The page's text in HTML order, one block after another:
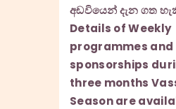
අඩවියෙන් දැන ගත
Details of Weekly
programmes and
sponsorships
three months
Season are